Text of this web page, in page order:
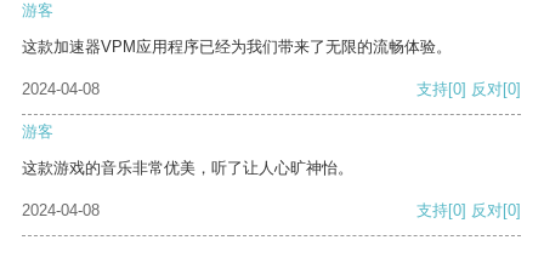
游客
这款加速器VPM应用程序已经为我们带来了无限的流畅体验。
2024-04-08 支持[0] 反对[0]
游客
这款游戏的音乐非常优美，听了让人心旷神怡。
2024-04-08 支持[0] 反对[0]